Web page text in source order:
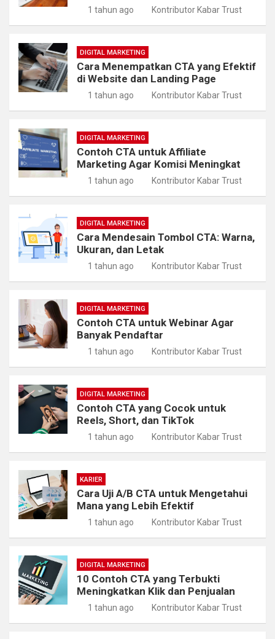
1 tahun ago Kontributor Kabar Trust
DIGITAL MARKETING
Cara Menempatkan CTA yang Efektif
di Website dan Landing Page
1 tahun ago Kontributor Kabar Trust
DIGITAL MARKETING
Contoh CTA untuk Affiliate
Marketing Agar Komisi Meningkat
1 tahun ago Kontributor Kabar Trust
DIGITAL MARKETING
Cara Mendesain Tombol CTA: Warna,
Ukuran, dan Letak
1 tahun ago Kontributor Kabar Trust
DIGITAL MARKETING
Contoh CTA untuk Webinar Agar
Banyak Pendaftar
1 tahun ago Kontributor Kabar Trust
DIGITAL MARKETING
Contoh CTA yang Cocok untuk
Reels, Short, dan TikTok
1 tahun ago Kontributor Kabar Trust
KARIER
Cara Uji A/B CTA untuk Mengetahui
Mana yang Lebih Efektif
1 tahun ago Kontributor Kabar Trust
DIGITAL MARKETING
10 Contoh CTA yang Terbukti
Meningkatkan Klik dan Penjualan
1 tahun ago Kontributor Kabar Trust